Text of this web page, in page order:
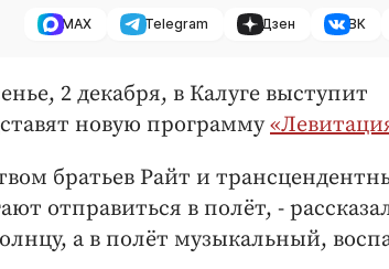
MAX Telegram Дзен ВК
2 декабря, в Калуге выступит
новую программу
братьев Райт и
отправиться в полёт, -
а в полёт музыкальный,